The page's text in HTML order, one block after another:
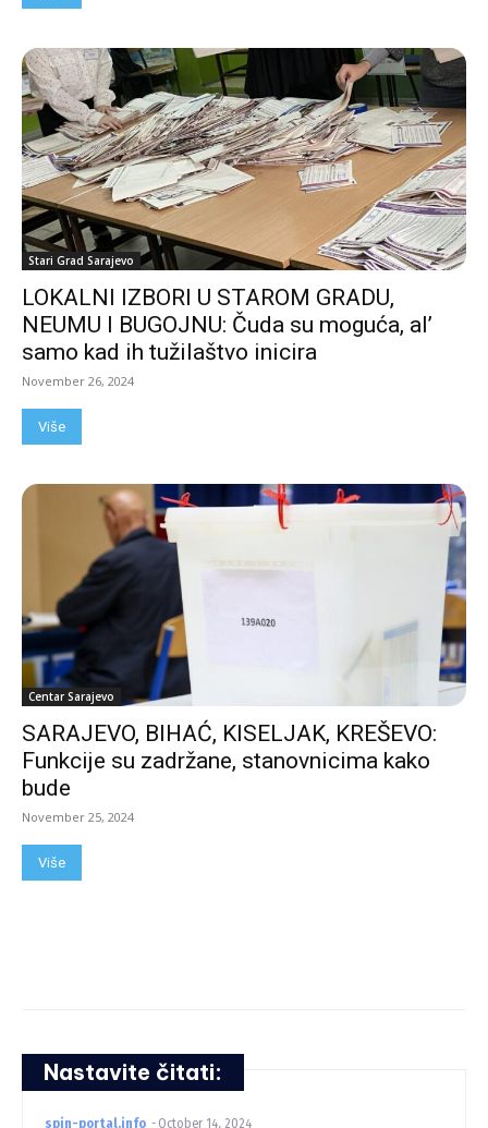
Stari Grad Sarajevo
LOKALNI IZBORI U STAROM GRADU,
NEUMU I BUGOJNU: Čuda su moguća, al’
samo kad ih tužilaštvo inicira
November 26, 2024
Više
Centar Sarajevo
SARAJEVO, BIHAĆ, KISELJAK, KREŠEVO:
Funkcije su zadržane, stanovnicima kako
bude
November 25, 2024
Više
Nastavite čitati:
spin-portal.info - October 14, 2024